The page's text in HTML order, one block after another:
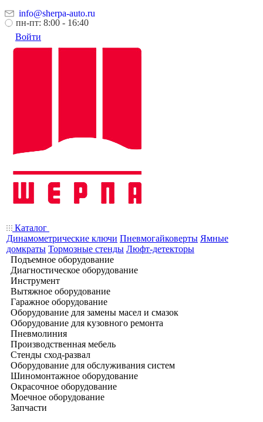
info@sherpa-auto.ru
пн-пт: 8:00 - 16:40
Войти
Каталог
Динамометрические ключи Пневмогайковерты Ямные
домкраты Тормозные стенды Люфт-детекторы
Подъемное оборудование
Диагностическое оборудование
Инструмент
Вытяжное оборудование
Гаражное оборудование
Оборудование для замены масел и смазок
Оборудование для кузовного ремонта
Пневмолиния
Производственная мебель
Стенды сход-развал
Оборудование для обслуживания систем
Шиномонтажное оборудование
Окрасочное оборудование
Моечное оборудование
Запчасти